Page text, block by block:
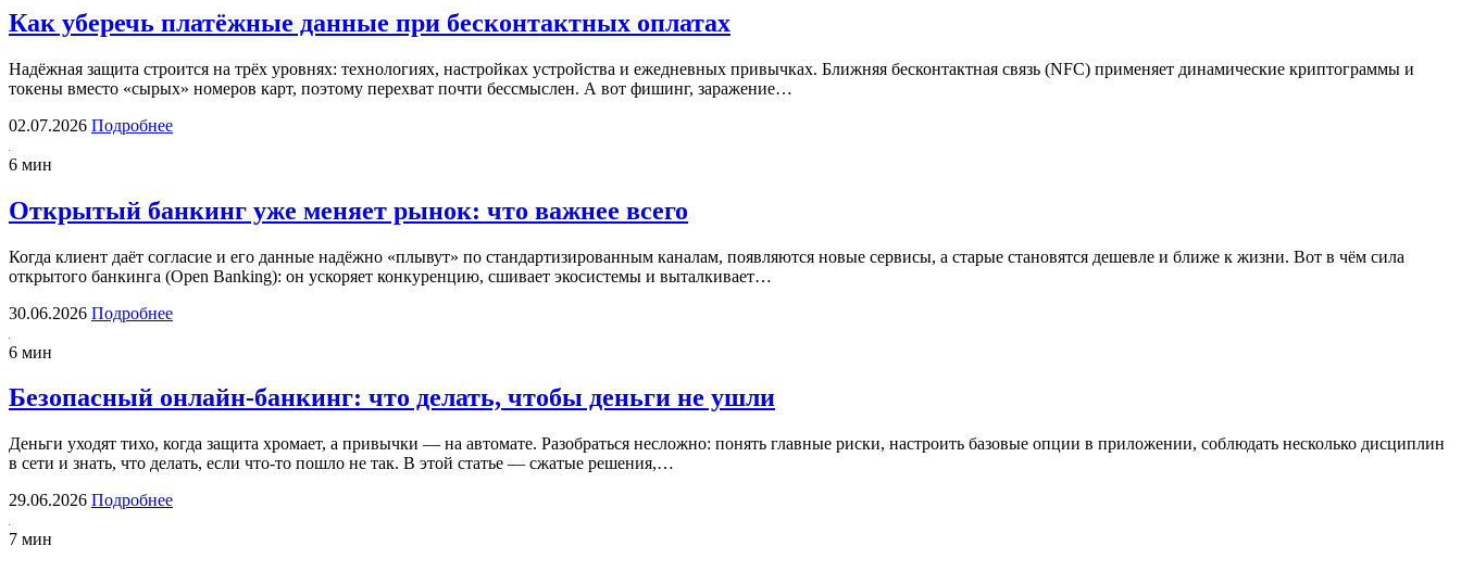
Как уберечь платёжные данные при бесконтактных оплатах
Надёжная защита строится на трёх уровнях: технологиях, настройках устройства и ежедневных привычках. Ближняя бесконтактная связь (NFC) применяет динамические криптограммы и
токены вместо «сырых» номеров карт, поэтому перехват почти бессмыслен. А вот фишинг, заражение…
02.07.2026 Подробнее
6 мин
Открытый банкинг уже меняет рынок: что важнее всего
Когда клиент даёт согласие и его данные надёжно «плывут» по стандартизированным каналам, появляются новые сервисы, а старые становятся дешевле и ближе к жизни. Вот в чём сила
открытого банкинга (Open Banking): он ускоряет конкуренцию, сшивает экосистемы и выталкивает…
30.06.2026 Подробнее
6 мин
Безопасный онлайн-банкинг: что делать, чтобы деньги не ушли
Деньги уходят тихо, когда защита хромает, а привычки — на автомате. Разобраться несложно: понять главные риски, настроить базовые опции в приложении, соблюдать несколько дисциплин
в сети и знать, что делать, если что-то пошло не так. В этой статье — сжатые решения,…
29.06.2026 Подробнее
7 мин